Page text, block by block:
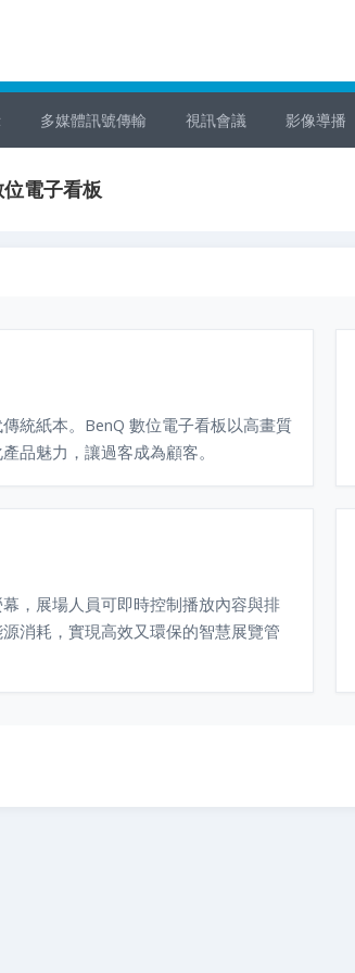
多媒體訊號傳輸 視訊會議 影像導播
電子看板
統紙本。BenQ 數位電子看板以高畫質
品魅力，讓過客成為顧客。
，展場人員可即時控制播放內容與排
消耗，實現高效又環保的智慧展覽管